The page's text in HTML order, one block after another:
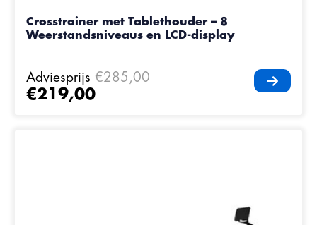
Crosstrainer met Tablethouder – 8
Weerstandsniveaus en LCD-display
Adviesprijs €285,00
€219,00